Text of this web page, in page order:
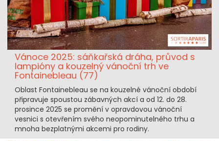
Vánoce 2025: sáňkařská dráha, průvod s
lampióny a kouzelný vánoční trh ve
Fontainebleau (77)
Oblast Fontainebleau se na kouzelné vánoční období
připravuje spoustou zábavných akcí a od 12. do 28.
prosince 2025 se promění v opravdovou vánoční
vesnici s otevřením svého neopominutelného trhu a
mnoha bezplatnými akcemi pro rodiny.